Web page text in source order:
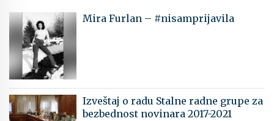
Mira Furlan – #nisamprijavila
Izveštaj o radu Stalne radne grupe za
bezbednost novinara 2017-2021